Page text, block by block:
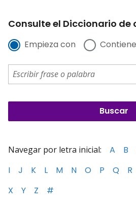
Consulte el Diccionario de
Empieza con Contiene
Navegar por letra inicial: A B
I
J K L M N O P Q R
X
Y Z #